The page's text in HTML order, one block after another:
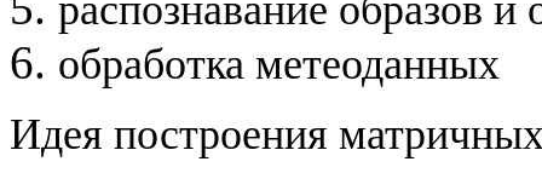
распознавание образов
обработка метеоданных
Идея построения